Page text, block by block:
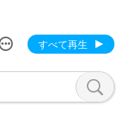
すべて再生